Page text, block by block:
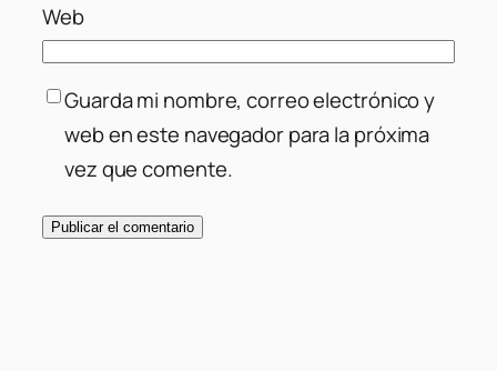
Web
Guarda mi nombre, correo electrónico y
web en este navegador para la próxima
vez que comente.